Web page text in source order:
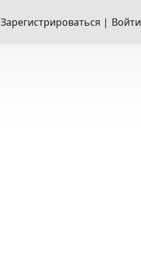
Зарегистрироваться | Войти